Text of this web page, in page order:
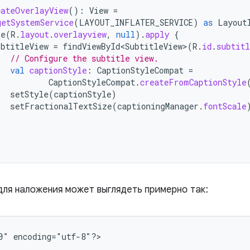
(): View =
(LAYOUT_INFLATER_SERVICE) as
(R . layout.overlayview, null).apply {
= findViewById<SubtitleView>(R . id .
// Configure the subtitle view.
val captionStyle : CaptionStyleCompat =
CaptionStyleCompat.createFromCaptionStyle(
setStyle(captionStyle)
setFractionalTextSize(captioningManager . fontScale)
наложения может выглядеть примерно так:
encoding="utf-8"?>